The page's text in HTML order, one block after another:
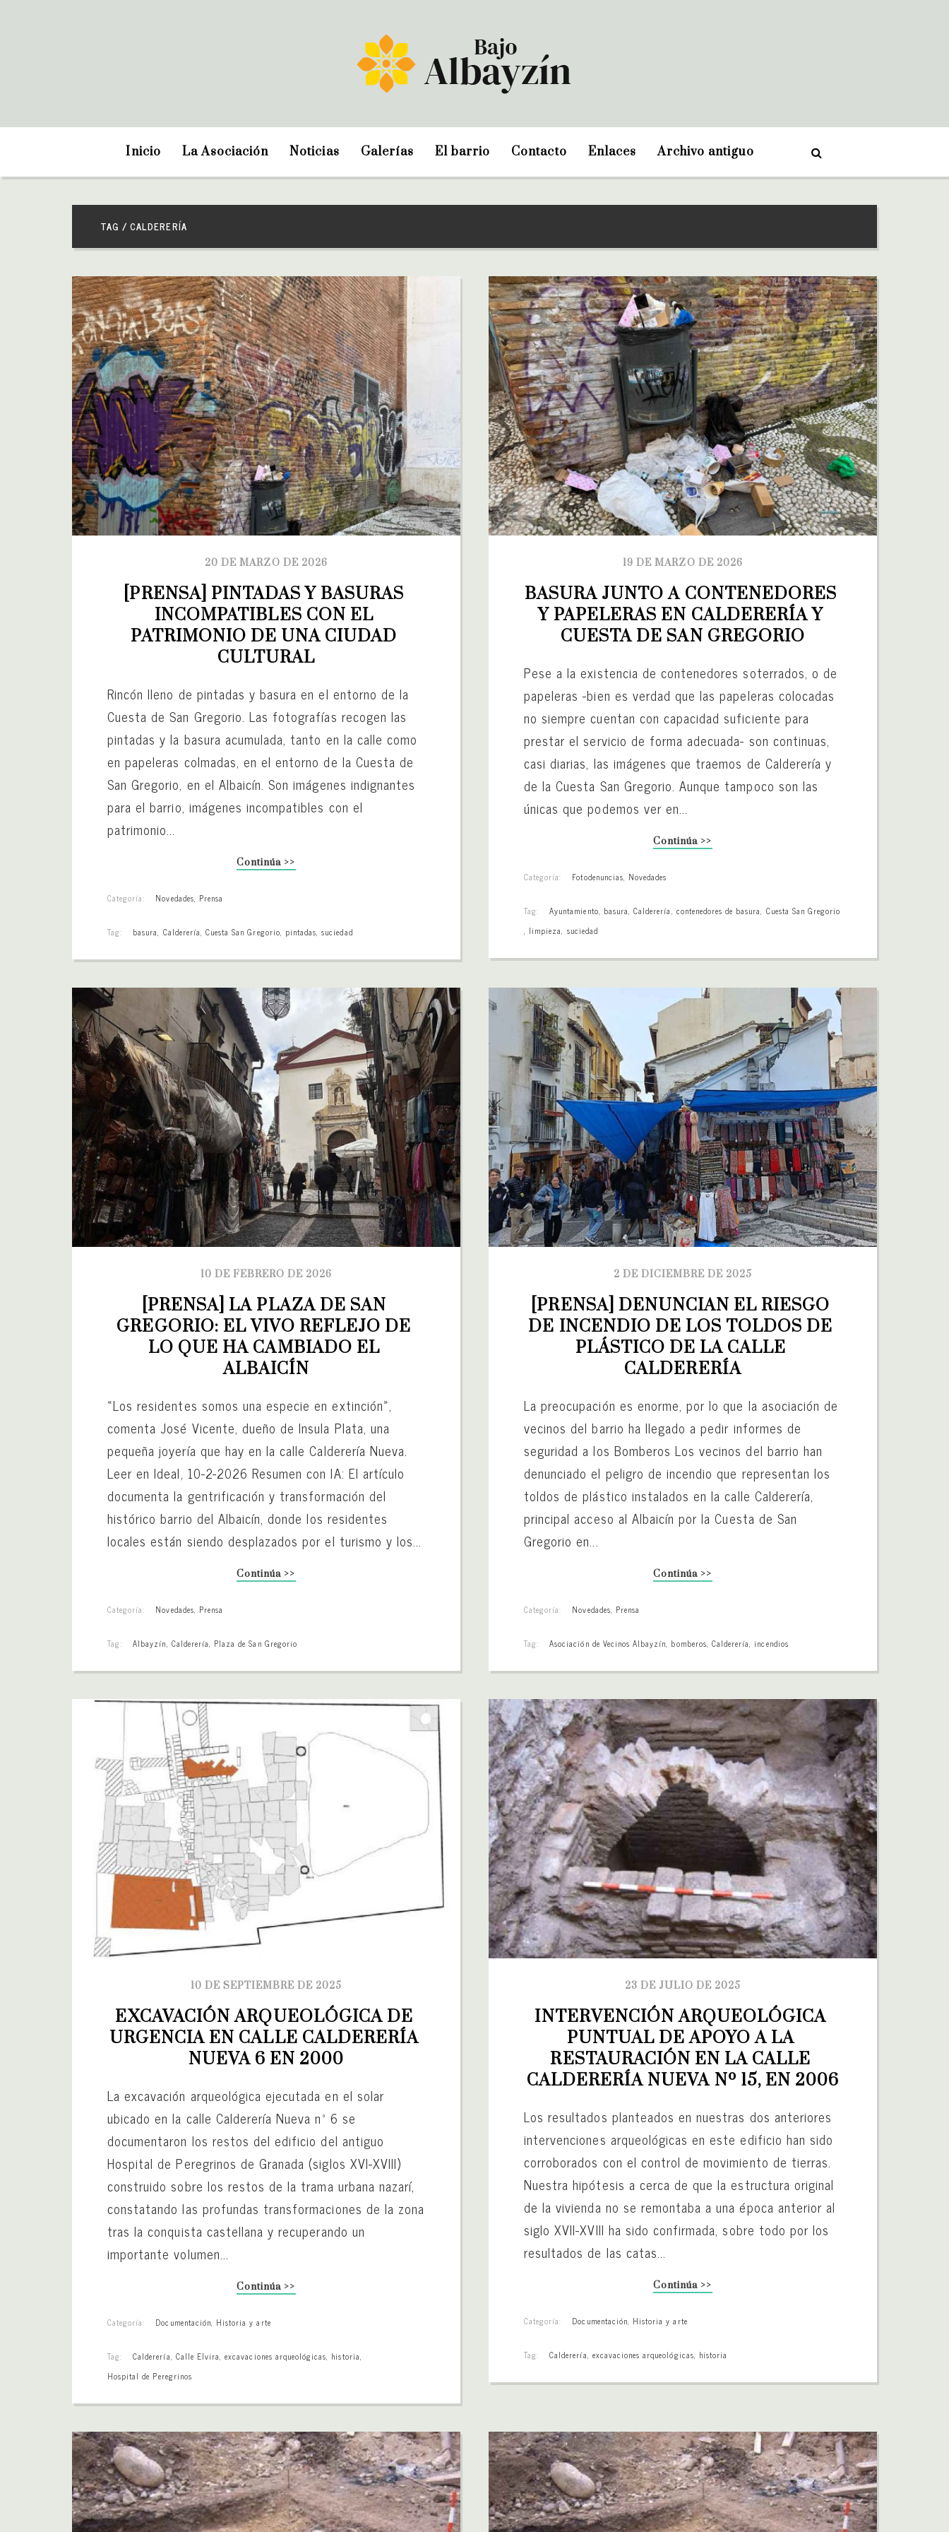
Inicio La Asociación Noticias Galerías El barrio Contacto Enlaces Archivo antiguo
TAG / CALDERERÍA
20 DE MARZO DE 2026
[PRENSA] PINTADAS Y BASURAS
INCOMPATIBLES CON EL
PATRIMONIO DE UNA CIUDAD
CULTURAL
Rincón lleno de pintadas y basura en el entorno de la
Cuesta de San Gregorio. Las fotografías recogen las
pintadas y la basura acumulada, tanto en la calle como
en papeleras colmadas, en el entorno de la Cuesta de
San Gregorio, en el Albaicín. Son imágenes indignantes
para el barrio, imágenes incompatibles con el
patrimonio...
Continúa >>
Categoría: Novedades, Prensa
Tag: basura, Calderería,Cuesta San Gregorio, pintadas,suciedad
19 DE MARZO DE 2026
BASURA JUNTO A CONTENEDORES
Y PAPELERAS EN CALDERERÍA Y
CUESTA DE SAN GREGORIO
Pese a la existencia de contenedores soterrados, o de
papeleras -bien es verdad que las papeleras colocadas
no siempre cuentan con capacidad suficiente para
prestar el servicio de forma adecuada- son continuas,
casi diarias, las imágenes que traemos de Calderería y
de la Cuesta San Gregorio. Aunque tampoco son las
únicas que podemos ver en...
Continúa >>
Categoría: Fotodenuncias, Novedades
Tag: Ayuntamiento, basura,Calderería, contenedores de basura, Cuesta San Gregorio
, limpieza, suciedad
10 DE FEBRERO DE 2026
[PRENSA] LA PLAZA DE SAN
GREGORIO: EL VIVO REFLEJO DE
LO QUE HA CAMBIADO EL
ALBAICÍN
«Los residentes somos una especie en extinción»,
comenta José Vicente, dueño de Insula Plata, una
pequeña joyería que hay en la calle Calderería Nueva.
Leer en Ideal, 10-2-2026 Resumen con IA: El artículo
documenta la gentrificación y transformación del
histórico barrio del Albaicín, donde los residentes
locales están siendo desplazados por el turismo y los...
Continúa >>
Categoría: Novedades, Prensa
Tag: Albayzín, Calderería, Plaza de San Gregorio
2 DE DICIEMBRE DE 2025
[PRENSA] DENUNCIAN EL RIESGO
DE INCENDIO DE LOS TOLDOS DE
PLÁSTICO DE LA CALLE
CALDERERÍA
La preocupación es enorme, por lo que la asociación de
vecinos del barrio ha llegado a pedir informes de
seguridad a los Bomberos Los vecinos del barrio han
denunciado el peligro de incendio que representan los
toldos de plástico instalados en la calle Calderería,
principal acceso al Albaicín por la Cuesta de San
Gregorio en...
Continúa >>
Categoría: Novedades, Prensa
Tag: Asociación de Vecinos Albayzín, bomberos, Calderería, incendios
10 DE SEPTIEMBRE DE 2025
EXCAVACIÓN ARQUEOLÓGICA DE
URGENCIA EN CALLE CALDERERÍA
NUEVA 6 EN 2000
La excavación arqueológica ejecutada en el solar
ubicado en la calle Calderería Nueva nº 6 se
documentaron los restos del edificio del antiguo
Hospital de Peregrinos de Granada (siglos XVI-XVIII)
construido sobre los restos de la trama urbana nazarí,
constatando las profundas transformaciones de la zona
tras la conquista castellana y recuperando un
importante volumen...
Continúa >>
Categoría: Documentación, Historia y arte
Tag: Calderería, Calle Elvira,excavaciones arqueológicas, historia,
Hospital de Peregrinos
23 DE JULIO DE 2025
INTERVENCIÓN ARQUEOLÓGICA
PUNTUAL DE APOYO A LA
RESTAURACIÓN EN LA CALLE
CALDERERÍA NUEVA Nº 15, EN 2006
Los resultados planteados en nuestras dos anteriores
intervenciones arqueológicas en este edificio han sido
corroborados con el control de movimiento de tierras.
Nuestra hipótesis a cerca de que la estructura original
de la vivienda no se remontaba a una época anterior al
siglo XVII-XVIII ha sido confirmada, sobre todo por los
resultados de las catas...
Continúa >>
Categoría: Documentación, Historia y arte
Tag: Calderería, excavaciones arqueológicas, historia